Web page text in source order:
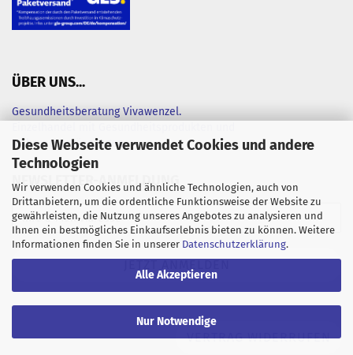
Diese Webseite verwendet Cookies und andere
Technologien
Wir verwenden Cookies und ähnliche Technologien, auch von
Drittanbietern, um die ordentliche Funktionsweise der Website zu
gewährleisten, die Nutzung unseres Angebotes zu analysieren und
Ihnen ein bestmögliches Einkaufserlebnis bieten zu können. Weitere
Informationen finden Sie in unserer Datenschutzerklärung.
Alle Akzeptieren
Nur Notwendige
ÜBER UNS...
Gesundheitsberatung Vivawenzel.
Nahrungsergänzungen
NEWSLETTER-ANMELDUNG
VERTRAG WIDERRUFEN